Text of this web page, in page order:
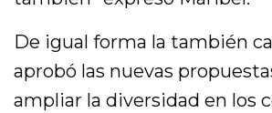
De igual forma la también
aprobó las nuevas
ampliar la diversidad en los